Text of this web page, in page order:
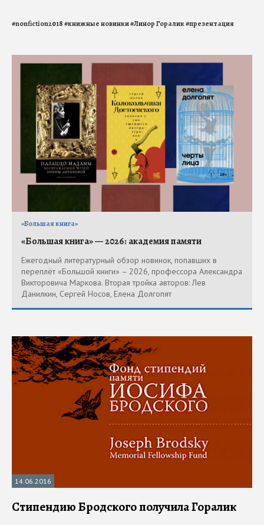
#nonfiction2018#книжные новинки#Линор Горалик#презентация
«Большая книга»
«Большая книга» — 2026: академия памяти
Ежегодный литературный обзор новинок, попавших в
переплёт «Большой книги» – 2026, профессора Александра
Викторовича Маркова. Вторая тройка авторов: Лев
Данилкин, Сергей Носов, Елена Долгопят
14.06.2016
Стипендию Бродского получила Горалик